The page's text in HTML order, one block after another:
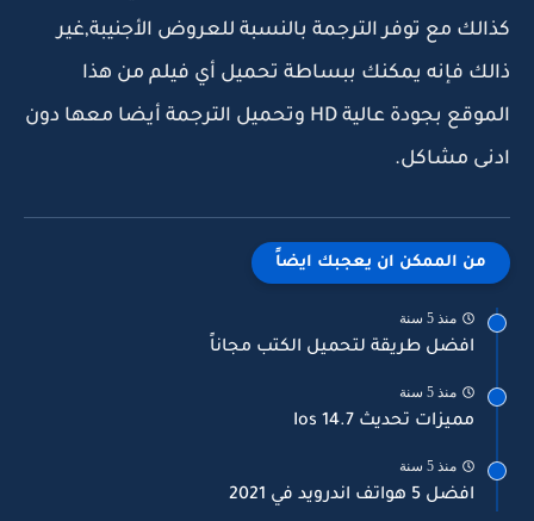
كذالك مع توفر الترجمة بالنسبة للعروض الأجنيبة,غير
ذالك فإنه يمكنك ببساطة تحميل أي فيلم من هذا
الموقع بجودة عالية HD وتحميل الترجمة أيضا معها دون
ادنى مشاكل.
من الممكن ان يعجبك ايضاً
منذ 5 سنة
افضل طريقة لتحميل الكتب مجاناً
منذ 5 سنة
مميزات تحديث Ios 14.7
منذ 5 سنة
افضل 5 هواتف اندرويد في 2021